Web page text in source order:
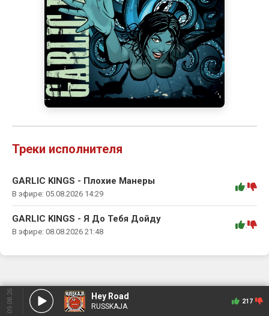
Треки исполнителя
GARLIC KINGS - Плохие Манеры
В эфире: 05.08.2026 14:29
:
GARLIC KINGS - Я До Тебя Дойду
В эфире: 08.08.2026 21:48
:
09.08.26 Hey Road
RUSSKAJA
217